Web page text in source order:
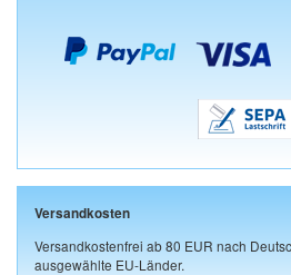
Versandkosten
Versandkostenfrei ab 80 EUR nach
ausgewählte EU-Länder.